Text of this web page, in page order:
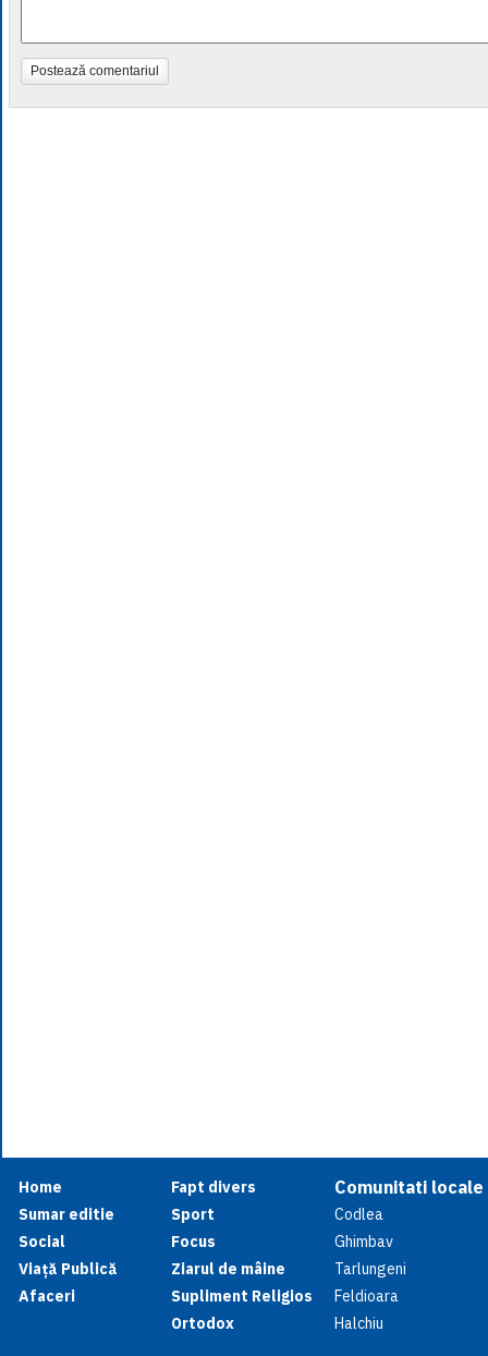
Postează comentariul
Home
Sumar editie
Social
Viață Publică
Afaceri
Fapt divers
Sport
Focus
Ziarul de mâine
Supliment Religios
Ortodox
Comunitati locale
Codlea
Ghimbav
Tarlungeni
Feldioara
Halchiu